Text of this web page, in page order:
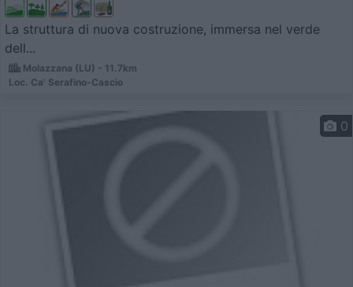
La struttura di nuova costruzione, immersa nel verde
dell...
Molazzana (LU) - 11.7km
Loc. Ca' Serafino-Cascio
0